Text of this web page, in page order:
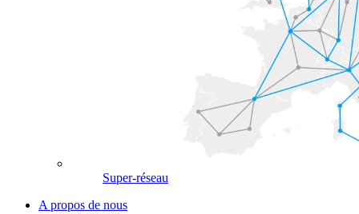
Super-réseau
A propos de nous